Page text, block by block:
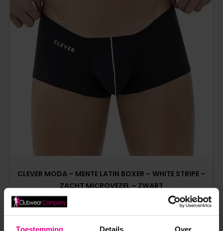
Toestemming Details Over
CLEVER MODA – MENTE LATIN BOXER – WHITE STRIPE –
ZACHT MICROVEZEL – ZWART
Op voorraad